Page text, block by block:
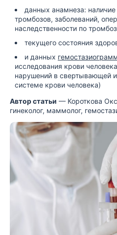
данных анамнеза:
тромбозов, заболеваний,
наследственности по
текущего состояния
и данных
исследования крови
нарушений в свертывающей
системе крови человека)
Автор статьи — Короткова
гинеколог, маммолог,